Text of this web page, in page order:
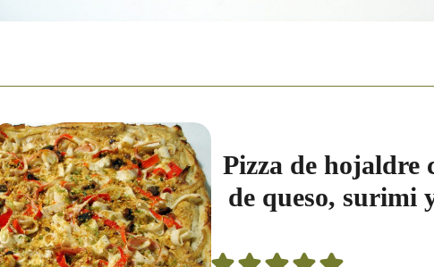
Pizza de hojaldre
de queso, surimi